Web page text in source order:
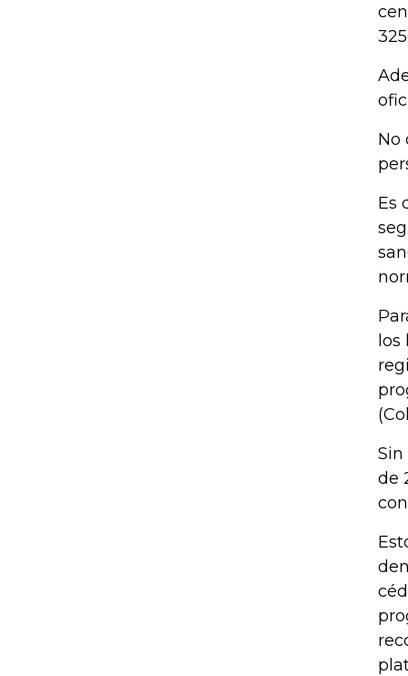
No
Es
de